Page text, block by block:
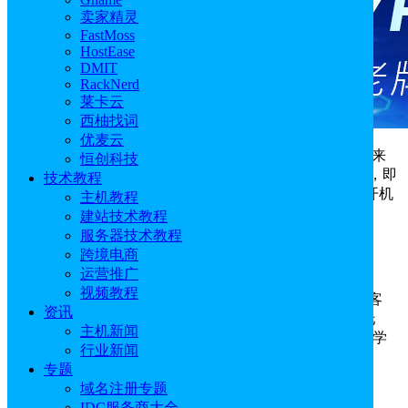
卖家精灵
FastMoss
HostEase
DMIT
RackNerd
莱卡云
西柚找词
优麦云
恒创科技
技术教程
主机教程
建站技术教程
服务器技术教程
跨境电商
运营推广
视频教程
资讯
主机新闻
行业新闻
专题
域名注册专题
项目预算紧张，想寻找高品质的
？好机会来
了，美国知名云服务商Database Mart九月正逢成立20周年，即
将举办周年大庆活动，低至4折永久折扣，续费同价，无开机
费用，覆盖VPS，物理裸机独服，GPU显卡服务器，GPU
VPS等几十种套餐, 满足各种客户需求。不容错过！
活动日期：即日起至2025年9月29日
Database Mart主营美国多个机房，现全球拥有40余万客
户，超80款机型，全部支持一键部署，覆盖网站/数据库托
管，外贸外汇，软件开发，渲染、大数据、AI推理、深度学
习等上百种用途与业务。
Database Mart促销英文官网：